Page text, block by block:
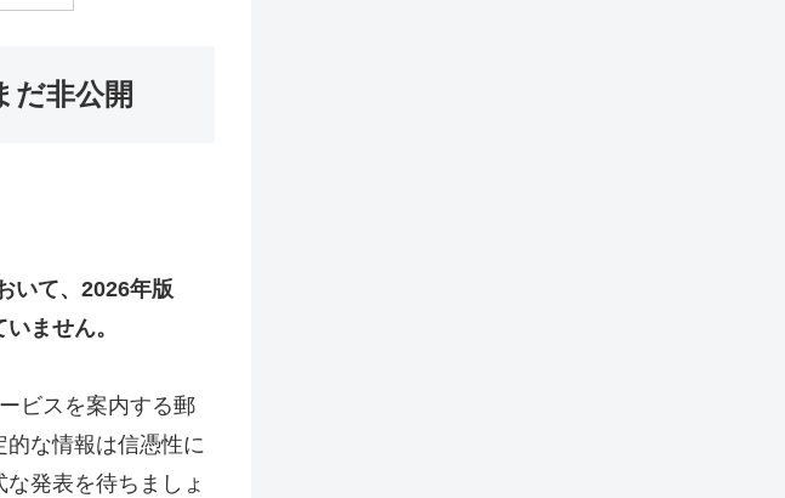
だ非公開
いて、2026年版
ません。
ビスを案内する郵
な情報は信憑性に
発表を待ちましょ